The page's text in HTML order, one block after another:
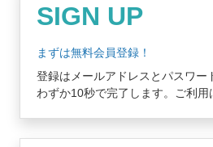
SIGN UP
まずは無料会員登録！
登録はメールアドレスとパスワー
わずか10秒で完了します。ご利用